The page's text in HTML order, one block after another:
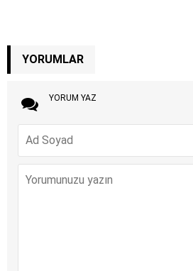
YORUMLAR
YORUM YAZ